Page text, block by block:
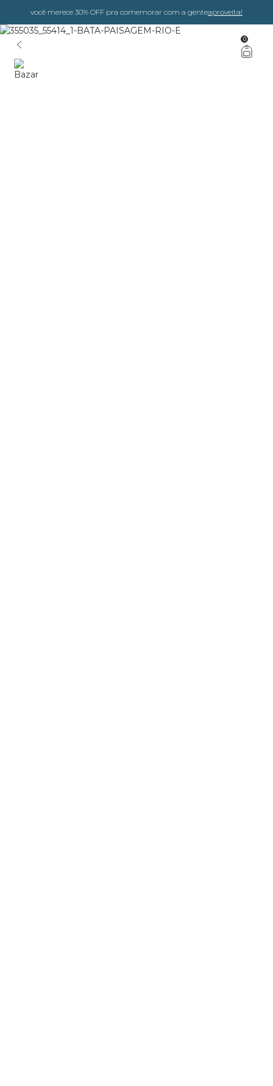
você merece 30% OFF pra comemorar com a genteaproveita!
0